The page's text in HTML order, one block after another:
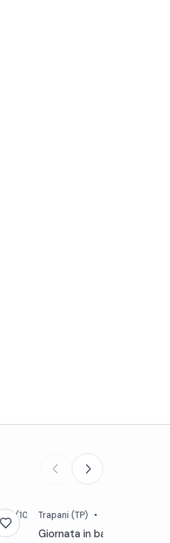
4,3 (10) Trapani (TP) •
Giornata in barca a vela